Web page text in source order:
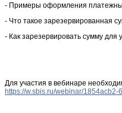
- Примеры оформления
- Что такое зарезервированная
- Как зарезервировать сумму для
Для участия в вебинаре
https://w.sbis.ru/webinar/